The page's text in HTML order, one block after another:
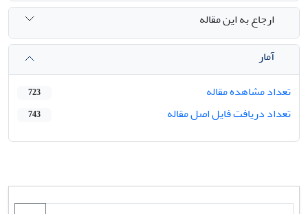
ارجاع به این مقاله
آمار
تعداد مشاهده مقاله
723
تعداد دریافت فایل اصل مقاله 743